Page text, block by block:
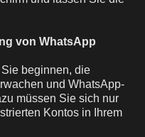
von WhatsApp
beginnen, die
und WhatsApp-
müssen Sie sich nur
Kontos in Ihrem